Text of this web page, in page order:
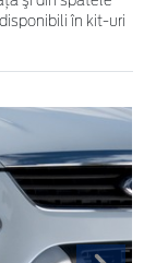
în kit-uri